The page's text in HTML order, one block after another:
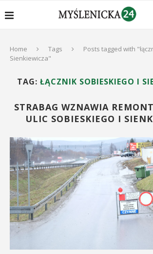
Home Tags
Posts tagged with
Sienkiewicza"
TAG: ŁĄCZNIK SOBIESKIEGO I
STRABAG WZNAWIA
ULIC SOBIESKIEGO I